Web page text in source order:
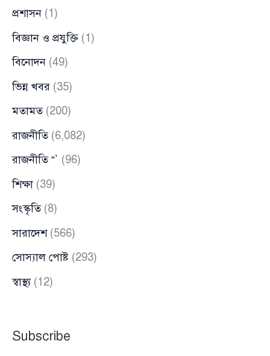
প্রশাসন (1)
বিজ্ঞান ও প্রযুক্তি (1)
বিনোদন (49)
ভিন্ন খবর (35)
মতামত(200)
রাজনীতি(6,082)
রাজনীতি “` (96)
শিক্ষা (39)
সংস্কৃতি(8)
সারাদেশ(566)
সোস্যাল পোষ্ট (293)
স্বাস্থ্য(12)
Subscribe